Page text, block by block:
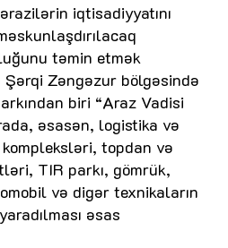
iqtisadiyyatını
təmin etmək
Zəngəzur bölgəsində
biri “Araz Vadisi
əsasən, logistika və
topdan və
TIR parkı, gömrük,
və digər texnikaların
əsas